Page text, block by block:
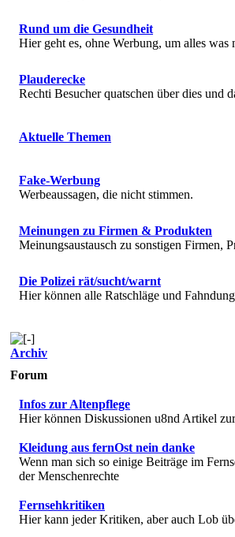
Rund um die Gesundheit
Hier geht es, ohne Werbung, um alles was
Plauderecke
Rechti Besucher quatschen über dies und
Aktuelle Themen
Fake-Werbung
Werbeaussagen, die nicht stimmen.
Meinungen zu Firmen & Produkten
Meinungsaustausch zu sonstigen Firmen,
Die Polizei rät/sucht/warnt
Hier können alle Ratschläge und
Archiv
Forum
Infos zur Altenpflege
Hier können Diskussionen u8nd Artikel
Kleidung aus fernOst nein danke
Wenn man sich so einige Beiträge im
der Menschenrechte
Fernsehkritiken
Hier kann jeder Kritiken, aber auch Lob